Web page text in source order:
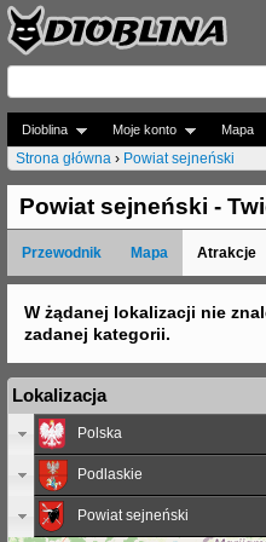
Jump to
Dioblina Moje konto Mapa
J
e
s
e
ś
t
a
Strona główna › Powiat sejneński
Powiat sejneński -
Przewodnik Mapa Atrakcje
W żądanej lokalizacji nie
zadanej kategorii.
Lokalizacja
Polska
Podlaskie
Powiat sejneński